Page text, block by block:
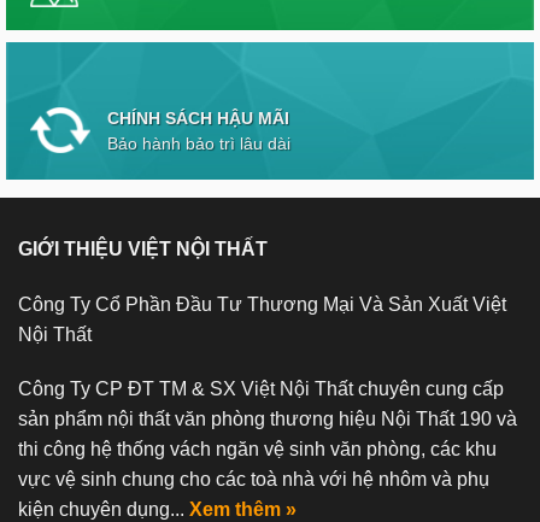
CHÍNH SÁCH HẬU MÃI
Bảo hành bảo trì lâu dài
GIỚI THIỆU VIỆT NỘI THẤT
Công Ty Cổ Phần Đầu Tư Thương Mại Và Sản Xuất Việt
Nội Thất
Công Ty CP ĐT TM & SX Việt Nội Thất chuyên cung cấp
sản phẩm nội thất văn phòng thương hiệu Nội Thất 190 và
thi công hệ thống vách ngăn vệ sinh văn phòng, các khu
vực vệ sinh chung cho các toà nhà với hệ nhôm và phụ
kiện chuyên dụng... Xem thêm »